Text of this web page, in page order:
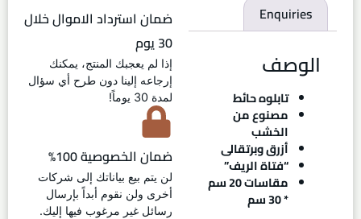
Enquiries
الوصف
تابلوه حائط
مصنوع من
الخشب
أزرق وبرتقالى
“فتاة الريف”
مقاسات 20 سم
* 30 سم
ضمان استرداد الاموال خلال
30 يوم
إذا لم يعجبك المنتج، يمكنك
إرجاعه إلينا دون طرح أي سؤال
لمدة 30 يوماً!
ضمان الخصوصية 100%
لن يتم بيع بياناتك إلى شركات
أخرى ولن نقوم أبداً بإرسال
رسائل غير مرغوب فيها إليك.